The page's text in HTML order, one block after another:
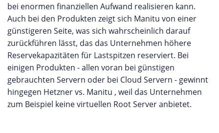
bei enormen finanziellen Aufwand realisieren kann.
Auch bei den Produkten zeigt sich Manitu von einer
günstigeren Seite, was sich wahrscheinlich darauf
zurückführen lässt, das das Unternehmen höhere
Reservekapazitäten für Lastspitzen reserviert. Bei
einigen Produkten - allen voran bei günstigen
gebrauchten Servern oder bei Cloud Servern - gewinnt
hingegen Hetzner vs. Manitu , weil das Unternehmen
zum Beispiel keine virtuellen Root Server anbietet.